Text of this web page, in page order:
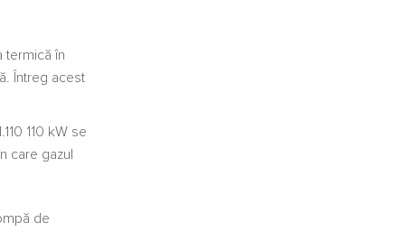
termică în
Întreg acest
110 kW se
care gazul
de